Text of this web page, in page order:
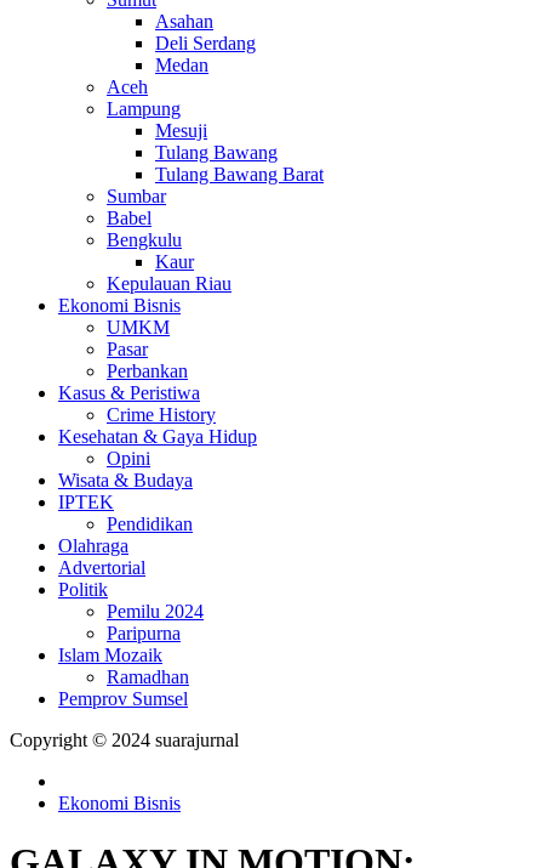
Asahan
Deli Serdang
Medan
Aceh
Lampung
Mesuji
Tulang Bawang
Tulang Bawang Barat
Sumbar
Babel
Bengkulu
Kaur
Kepulauan Riau
Ekonomi Bisnis
UMKM
Pasar
Perbankan
Kasus & Peristiwa
Crime History
Kesehatan & Gaya Hidup
Opini
Wisata & Budaya
IPTEK
Pendidikan
Olahraga
Advertorial
Politik
Pemilu 2024
Paripurna
Islam Mozaik
Ramadhan
Pemprov Sumsel
Copyright © 2024 suarajurnal
Ekonomi Bisnis